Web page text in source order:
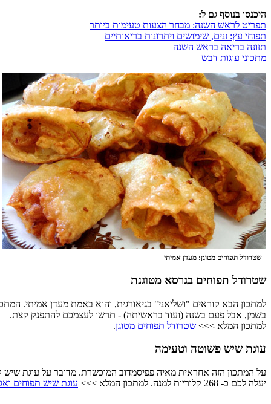
היכנסו בנוסף גם ל:
תפריט לראש השנה: מבחר הצעות טעימות ביותר
תפוחי עץ: זנים, שימושים ויתרונות בריאותיים
תזונה בריאה בראש השנה
מתכוני עוגות דבש
שטרודל תפוחים מטוגן: מעדן אמיתי
שטרודל תפוחים בגרסא מטוגנת
בשמן, אבל פעם בשנה (ועוד בראשיתה) - תרשו לעצמכם להתפנק קצת.
למתכון המלא >>> שטרודל תפוחים מטוגן.
עוגת שיש פשוטה וטעימה
על המתכון הזה אחראית מאיה פפיסמדוב המוכשרת. מדובר על עוגת שיש
יעלה לכם כ- 268 קלוריות למנה. למתכון המלא >>>
עוגת שיש תפוחים